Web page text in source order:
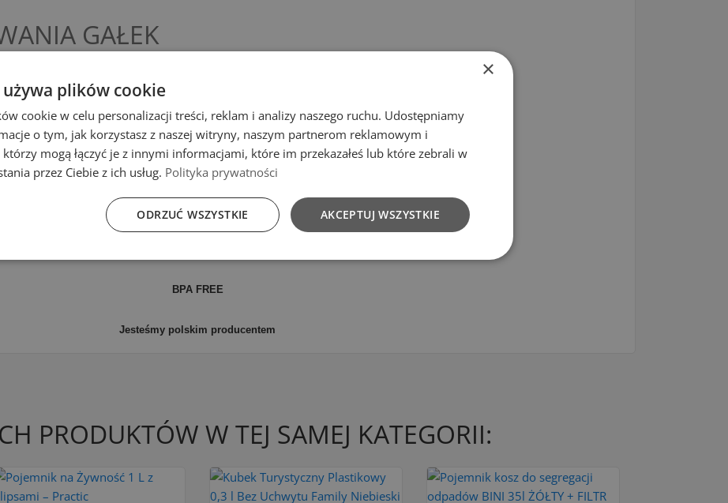
GAŁEK
nakładanie ziemniaków, lodów, ryżu itd.,
jej po skończonej pracy,
sposób.
BPA FREE
Jesteśmy polskim producentem
PRODUKTÓW W TEJ SAMEJ KATEGORII:
×
plików cookie
cookie w celu personalizacji treści, reklam i analizy naszego ruchu. Udostępniamy
o tym, jak korzystasz z naszej witryny, naszym partnerom reklamowym i
mogą łączyć je z innymi informacjami, które im przekazałeś lub które zebrali w
przez Ciebie z ich usług. Polityka prywatności
AKCEPTUJ WSZYSTKIE
ODRZUĆ WSZYSTKIE